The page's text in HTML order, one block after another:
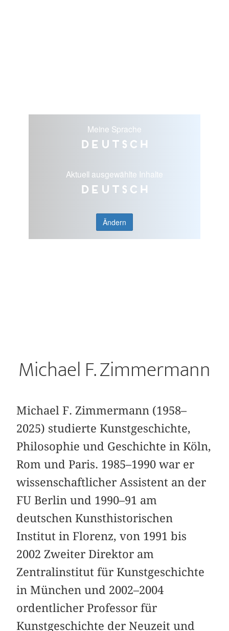
Meine Sprache
Deutsch
Aktuell ausgewählte Inhalte
Deutsch
Ändern
Michael F. Zimmermann
Michael F. Zimmermann (1958–
2025) studierte Kunstgeschichte,
Philosophie und Geschichte in Köln,
Rom und Paris. 1985–1990 war er
wissenschaftlicher Assistent an der
FU Berlin und 1990–91 am
deutschen Kunsthistorischen
Institut in Florenz, von 1991 bis
2002 Zweiter Direktor am
Zentralinstitut für Kunstgeschichte
in München und 2002–2004
ordentlicher Professor für
Kunstgeschichte der Neuzeit und